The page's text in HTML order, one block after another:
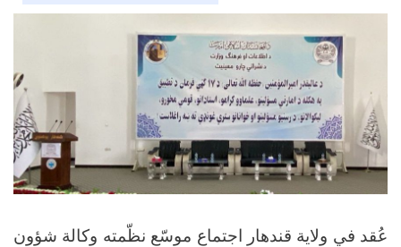
عُقد في ولاية قندهار اجتماع موسّع نظّمته وكالة شؤون